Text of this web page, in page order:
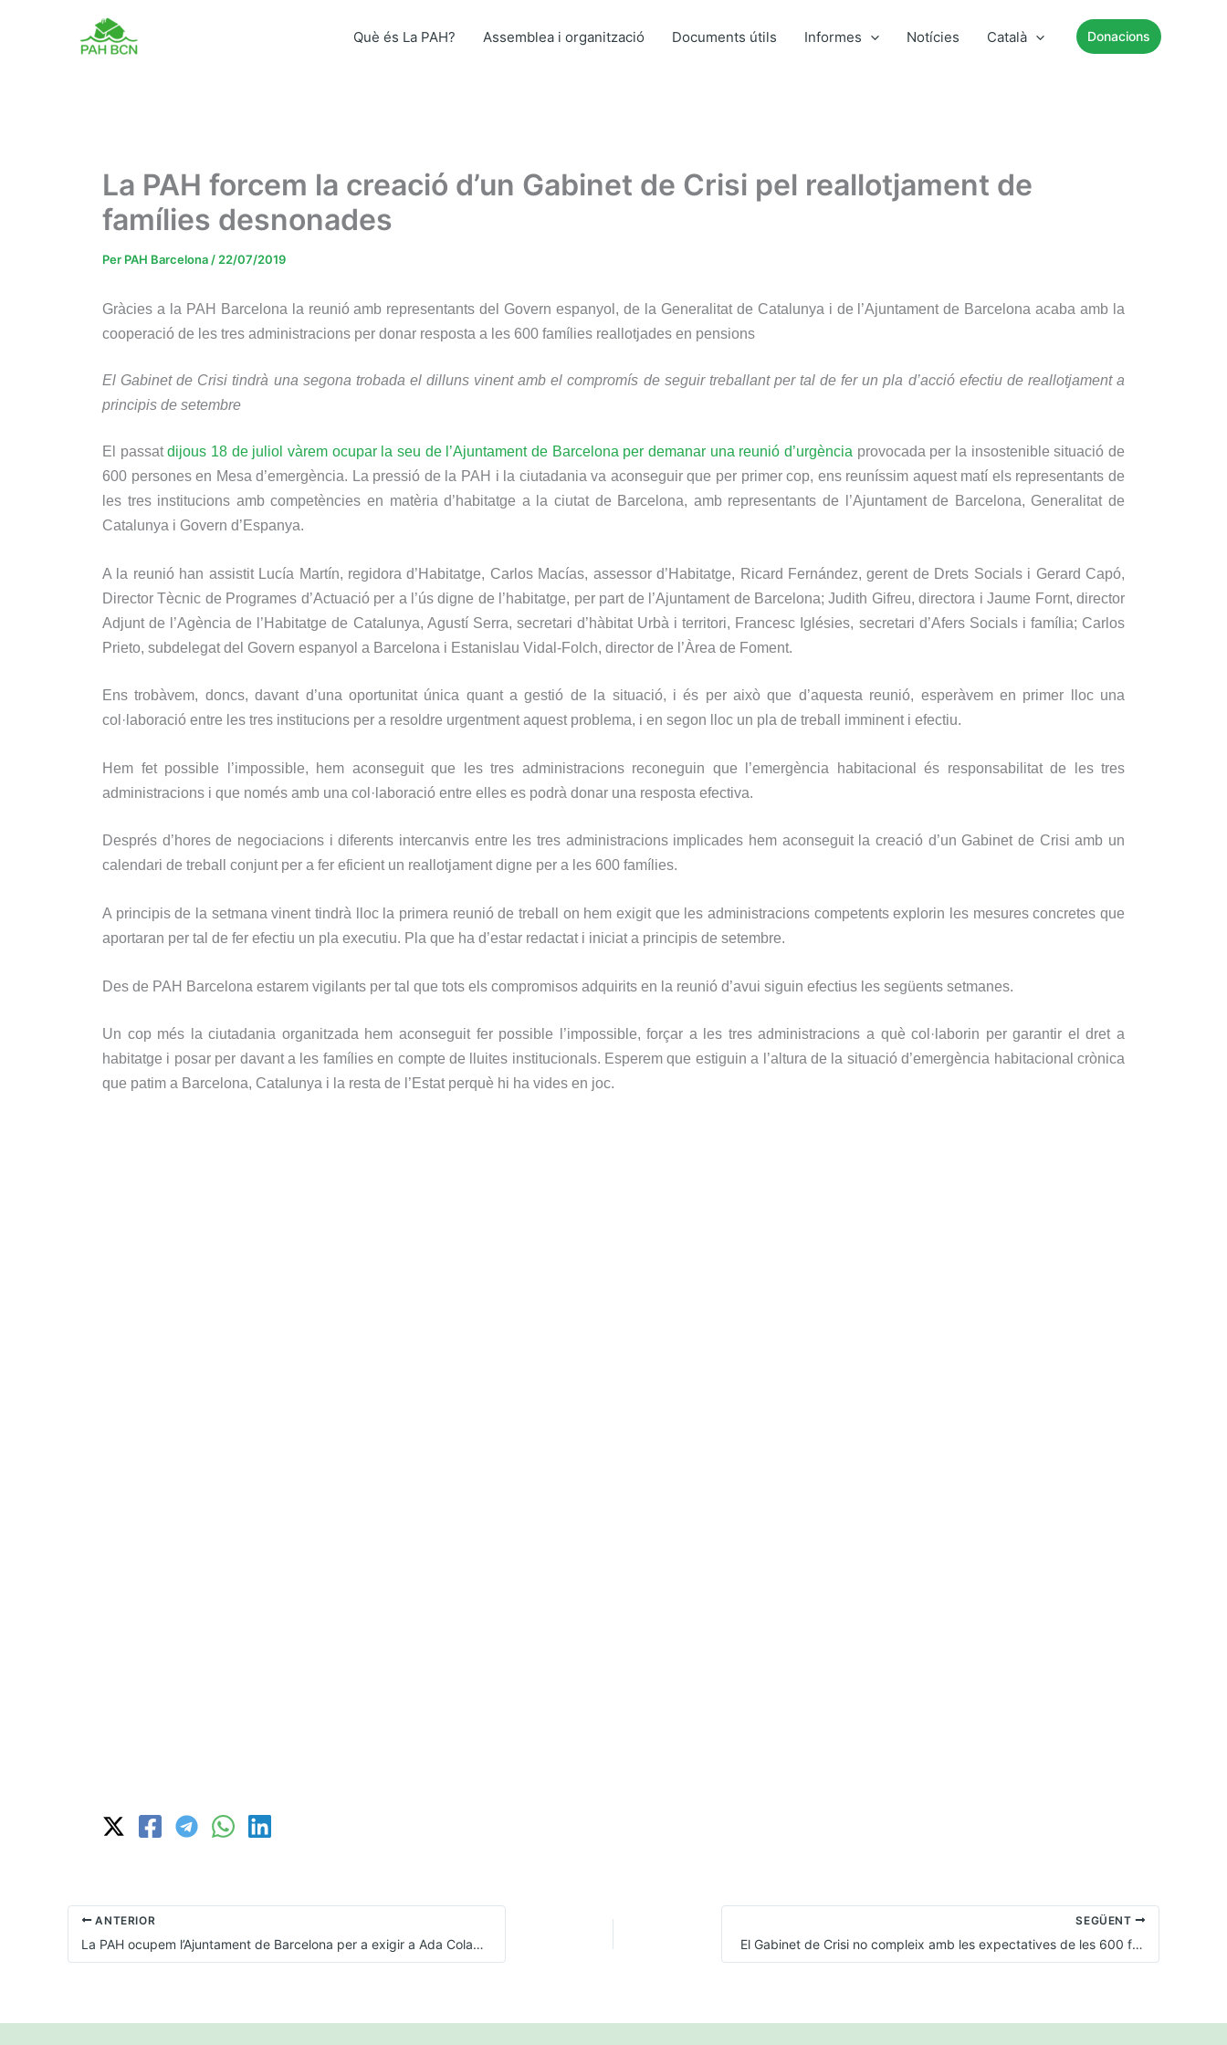
Què és La PAH? Assemblea i organització Documents útils Informes Notícies Català Donacions
La PAH forcem la creació d’un Gabinet de Crisi pel reallotjament de
famílies desnonades
Per PAH Barcelona / 22/07/2019
Gràcies a la PAH Barcelona la reunió amb representants del Govern espanyol, de la Generalitat de Catalunya i de l’Ajuntament de Barcelona acaba amb la
cooperació de les tres administracions per donar resposta a les 600 famílies reallotjades en pensions
El Gabinet de Crisi tindrà una segona trobada el dilluns vinent amb el compromís de seguir treballant per tal de fer un pla d’acció efectiu de reallotjament a
principis de setembre
El passatdijous 18 de juliol vàrem ocupar la seu de l’Ajuntament de Barcelona per demanar una reunió d’urgència provocada per la insostenible situació de
600 persones en Mesa d’emergència. La pressió de la PAH i la ciutadania va aconseguir que per primer cop, ens reuníssim aquest matí els representants de
les tres institucions amb competències en matèria d’habitatge a la ciutat de Barcelona, amb representants de l’Ajuntament de Barcelona, Generalitat de
Catalunya i Govern d’Espanya.
A la reunió han assistit Lucía Martín, regidora d’Habitatge, Carlos Macías, assessor d’Habitatge, Ricard Fernández, gerent de Drets Socials i Gerard Capó,
Director Tècnic de Programes d’Actuació per a l’ús digne de l’habitatge, per part de l’Ajuntament de Barcelona; Judith Gifreu, directora i Jaume Fornt, director
Adjunt de l’Agència de l’Habitatge de Catalunya, Agustí Serra, secretari d’hàbitat Urbà i territori, Francesc Iglésies, secretari d’Afers Socials i família; Carlos
Prieto, subdelegat del Govern espanyol a Barcelona i Estanislau Vidal-Folch, director de l’Àrea de Foment.
Ens trobàvem, doncs, davant d’una oportunitat única quant a gestió de la situació, i és per això que d’aquesta reunió, esperàvem en primer lloc una
col·laboració entre les tres institucions per a resoldre urgentment aquest problema, i en segon lloc un pla de treball imminent i efectiu.
Hem fet possible l’impossible, hem aconseguit que les tres administracions reconeguin que l’emergència habitacional és responsabilitat de les tres
administracions i que només amb una col·laboració entre elles es podrà donar una resposta efectiva.
Després d’hores de negociacions i diferents intercanvis entre les tres administracions implicades hem aconseguit la creació d’un Gabinet de Crisi amb un
calendari de treball conjunt per a fer eficient un reallotjament digne per a les 600 famílies.
A principis de la setmana vinent tindrà lloc la primera reunió de treball on hem exigit que les administracions competents explorin les mesures concretes que
aportaran per tal de fer efectiu un pla executiu. Pla que ha d’estar redactat i iniciat a principis de setembre.
Des de PAH Barcelona estarem vigilants per tal que tots els compromisos adquirits en la reunió d’avui siguin efectius les següents setmanes.
Un cop més la ciutadania organitzada hem aconseguit fer possible l’impossible, forçar a les tres administracions a què col·laborin per garantir el dret a
habitatge i posar per davant a les famílies en compte de lluites institucionals. Esperem que estiguin a l’altura de la situació d’emergència habitacional crònica
que patim a Barcelona, Catalunya i la resta de l’Estat perquè hi ha vides en joc.
ANTERIOR
La PAH ocupem l’Ajuntament de Barcelona per a exigir a Ada Colau, Quim Torra i Teresa Cunillera el compliment de la Llei 24/2015
SEGÜENT
El Gabinet de Crisi no compleix amb les expectatives de les 600 famílies